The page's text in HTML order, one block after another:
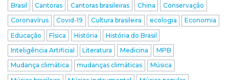
Brasil
Cantoras Cantoras brasileiras China
Conservação
Coronavírus
Covid-19 Cultura brasileira ecologia
Economia
Educação
Física História
História do Brasil
Inteligência Artificial
Literatura Medicina
MPB
Mudança climática
mudanças climáticas
Música